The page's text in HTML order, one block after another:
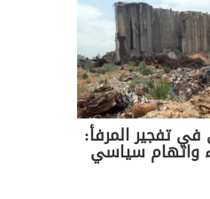
في تفجير المرفأ:
واتهام سياسي